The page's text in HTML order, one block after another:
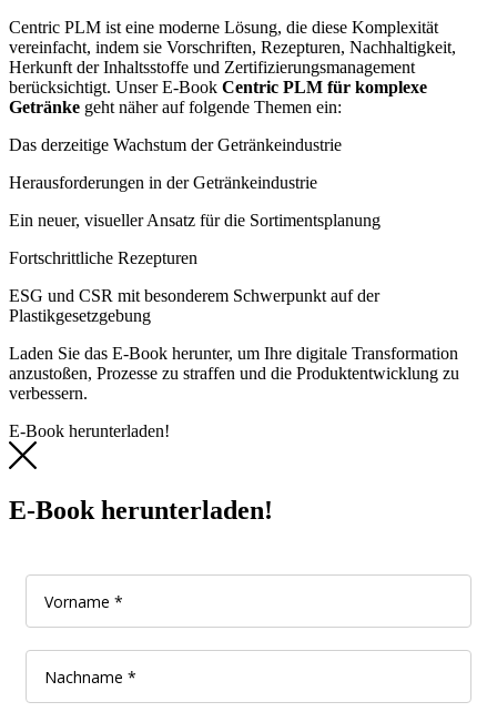
Centric PLM ist eine moderne Lösung, die diese Komplexität
vereinfacht, indem sie Vorschriften, Rezepturen, Nachhaltigkeit,
Herkunft der Inhaltsstoffe und Zertifizierungsmanagement
berücksichtigt. Unser E-Book Centric PLM für komplexe
Getränke geht näher auf folgende Themen ein:
Das derzeitige Wachstum der Getränkeindustrie
Herausforderungen in der Getränkeindustrie
Ein neuer, visueller Ansatz für die Sortimentsplanung
Fortschrittliche Rezepturen
ESG und CSR mit besonderem Schwerpunkt auf der
Plastikgesetzgebung
Laden Sie das E-Book herunter, um Ihre digitale Transformation
anzustoßen, Prozesse zu straffen und die Produktentwicklung zu
verbessern.
E-Book herunterladen!
E-Book herunterladen!